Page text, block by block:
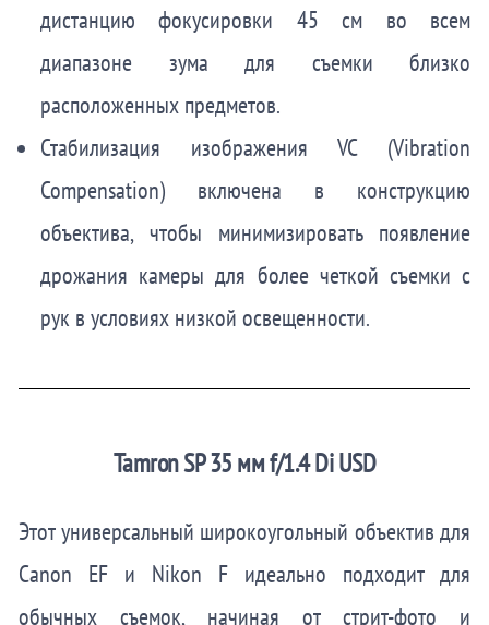
дистанцию фокусировки 45 см во всем
диапазоне зума для съемки близко
расположенных предметов.
Стабилизация изображения VC (Vibration
Compensation) включена в конструкцию
объектива, чтобы минимизировать появление
дрожания камеры для более четкой съемки с
рук в условиях низкой освещенности.
Tamron SP 35 мм f/1.4 Di USD
Этот универсальный широкоугольный объектив для
Canon EF и Nikon F идеально подходит для
обычных съемок, начиная от стрит-фото и